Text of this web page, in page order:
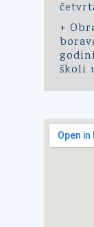
+
školi